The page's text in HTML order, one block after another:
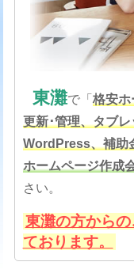
東灘で「 格安ホ
更新･管理、タブ
WordPress、補助
ホームページ作成
さい。
東灘の方から
ております。